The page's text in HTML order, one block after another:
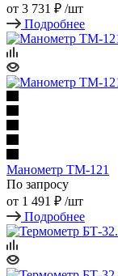
от 3 731 ₽ /шт
Подробнее
Манометр ТМ-121
По запросу
от 1 491 ₽ /шт
Подробнее